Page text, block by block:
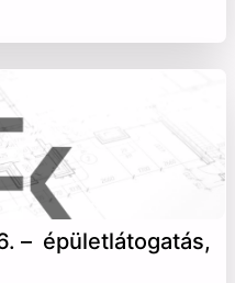
– épületlátogatás,